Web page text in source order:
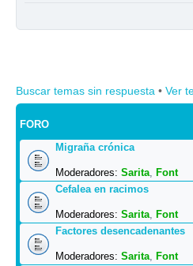
Buscar temas sin respuesta • Ver
FORO
Migraña crónica
Moderadores: Sarita, Font
Cefalea en racimos
Moderadores: Sarita, Font
Factores desencadenantes
Moderadores: Sarita, Font